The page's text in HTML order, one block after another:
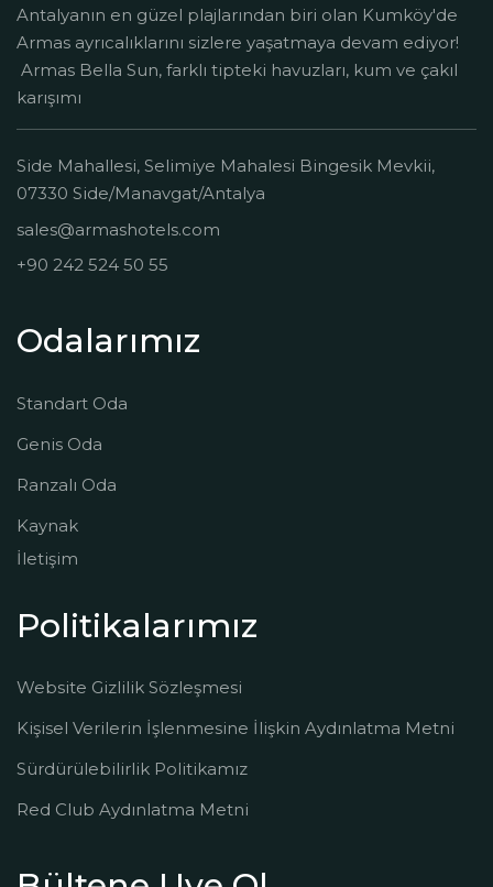
Antalyanın en güzel plajlarından biri olan Kumköy'de
Armas ayrıcalıklarını sizlere yaşatmaya devam ediyor!
Armas Bella Sun, farklı tipteki havuzları, kum ve çakıl
karışımı
Side Mahallesi, Selimiye Mahalesi Bingesik Mevkii,
07330 Side/Manavgat/Antalya
sales@armashotels.com
+90 242 524 50 55
Odalarımız
Standart Oda
Genis Oda
Ranzalı Oda
Kaynak
İletişim
Politikalarımız
Website Gizlilik Sözleşmesi
Kişisel Verilerin İşlenmesine İlişkin Aydınlatma Metni
Sürdürülebilirlik Politikamız
Red Club Aydınlatma Metni